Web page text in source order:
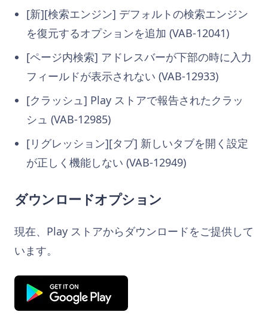
[新][検索エンジン] デフォルトの検索エンジン
を復元するオプションを追加 (VAB-12041)
[ページ内検索] アドレスバーが下部の時に入力
フィールドが表示されない (VAB-12933)
[クラッシュ] Play ストアで報告されたクラッ
シュ (VAB-12985)
[リグレッション][タブ] 新しいタブを開く設定
が正しく機能しない (VAB-12949)
ダウンロードオプション
現在、Play ストアからダウンロードをご提供して
います。